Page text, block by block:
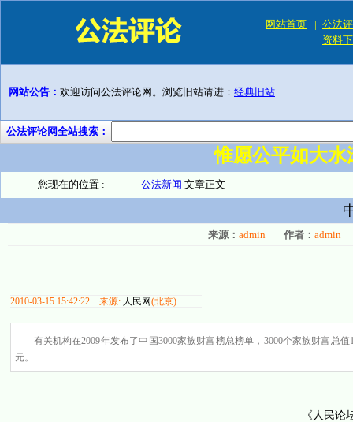
网站首页 | 公法
资料
网站公告： 欢迎访问公法评论网。浏览旧站请进： 经典旧站
公法评论网全站搜索：
惟愿公平如大
您现在的位置 : 公法新闻 文章正文
来源： admin 作者： admin
2010-03-15 15:42:22 来源: 人民网(北京)
有关机构在2009年发布了中国3000家族财富榜总榜单，3000个家族财富总
元。
《人民论